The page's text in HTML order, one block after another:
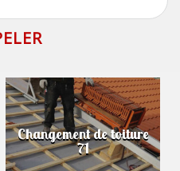
Changement de toiture
71